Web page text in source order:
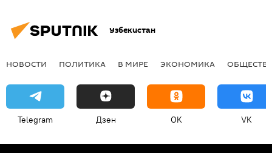
Узбекистан
НОВОСТИ ПОЛИТИКА В МИРЕ ЭКОНОМИКА
Telegram Дзен OK VK